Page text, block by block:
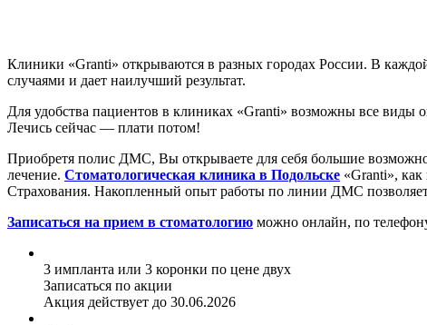
Клиники «Granti» открываются в разных городах России. В
случаями и дает наилучший результат.
Для удобства пациентов в клиниках «Granti» возможны все
Лечись сейчас — плати потом!
Приобретя полис ДМС, Вы открываете для себя большие
лечение. Стоматологическая клиника в Подольске «Granti»,
Страхования. Накопленный опыт работы по линии ДМС
Записаться на прием в стоматологию можно онлайн, по
3 импланта или 3 коронки по цене двух
Записаться по акции
Акция действует до 30.06.2026